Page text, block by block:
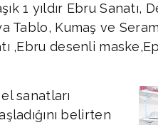
1 yıldır Ebru Sanatı,
Tablo, Kumaş ve
,Ebru desenli
sanatları
belirten